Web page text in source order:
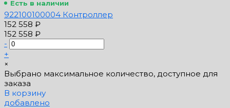
Есть в наличии
922100100004 Контроллер
152 558 ₽
152 558 ₽
-
+
×
Выбрано максимальное количество, доступное для
заказа
В корзину
добавлено